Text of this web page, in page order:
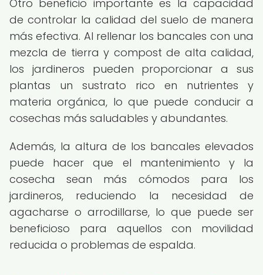
Otro beneficio importante es la capacidad
de controlar la calidad del suelo de manera
más efectiva. Al rellenar los bancales con una
mezcla de tierra y compost de alta calidad,
los jardineros pueden proporcionar a sus
plantas un sustrato rico en nutrientes y
materia orgánica, lo que puede conducir a
cosechas más saludables y abundantes.
Además, la altura de los bancales elevados
puede hacer que el mantenimiento y la
cosecha sean más cómodos para los
jardineros, reduciendo la necesidad de
agacharse o arrodillarse, lo que puede ser
beneficioso para aquellos con movilidad
reducida o problemas de espalda.